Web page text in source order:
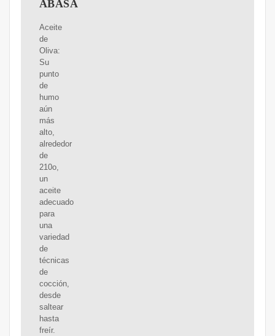
ABASA
Aceite
de
Oliva:
Su
punto
de
humo
aún
más
alto,
alrededor
de
210o,
un
aceite
adecuado
para
una
variedad
de
técnicas
de
cocción,
desde
saltear
hasta
freír.